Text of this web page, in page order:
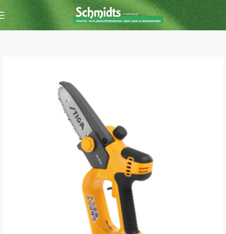
Forside Kædesav kædesav m. batteri